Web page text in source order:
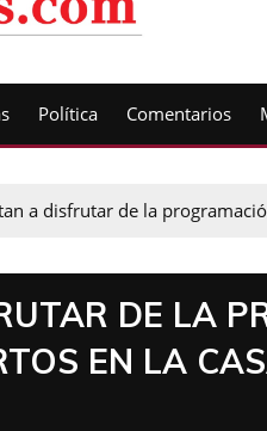
Política Comentarios
a disfrutar de la
DE LA
EN LA